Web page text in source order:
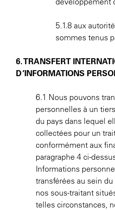
5.1.8 aux
sommes tenus
6. TRANSFERT
D’INFORMATIONS
6.1 Nous pouvons
personnelles à un
du pays dans lequel
collectées pour un
conformément aux
paragraphe 4 ci-
Informations
transférées au sein
nos sous-traitant
telles circonstances,